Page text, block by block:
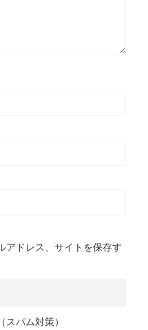
アドレス、サイトを保存す
パム対策）